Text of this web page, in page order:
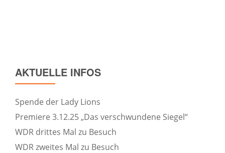
AKTUELLE INFOS
Spende der Lady Lions
Premiere 3.12.25 „Das verschwundene Siegel“
WDR drittes Mal zu Besuch
WDR zweites Mal zu Besuch